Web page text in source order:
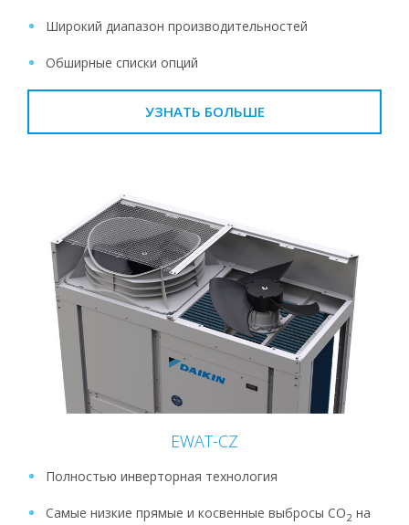
Широкий диапазон производительностей
Обширные списки опций
УЗНАТЬ БОЛЬШЕ
EWAT-CZ
Полностью инверторная технология
Самые низкие прямые и косвенные выбросы CO2 на